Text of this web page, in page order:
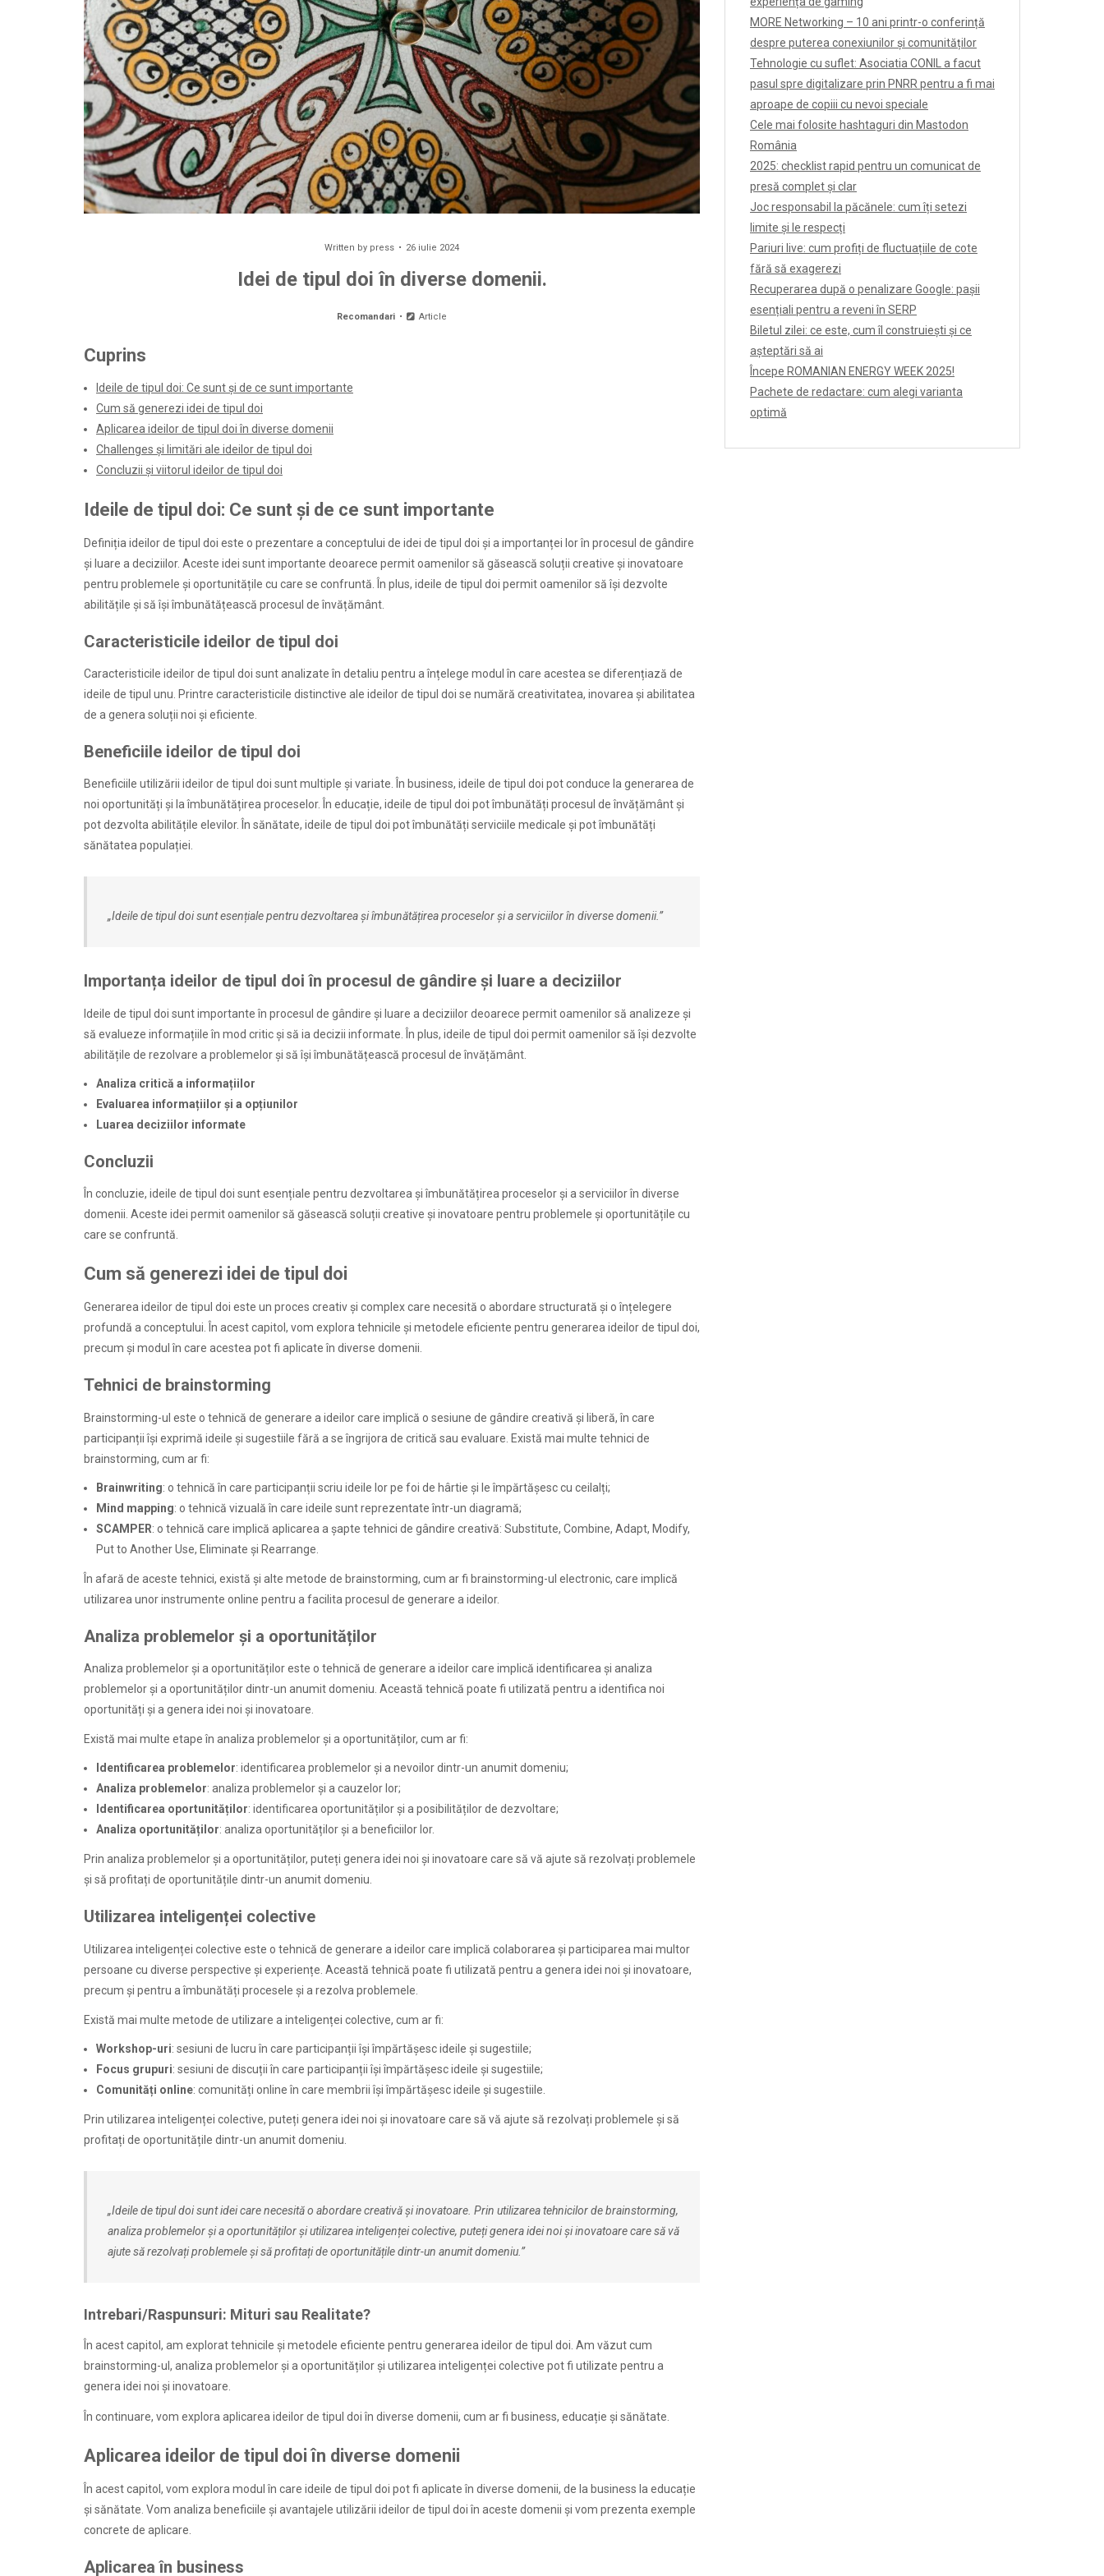
Written by press 26 iulie 2024
Idei de tipul doi în diverse domenii.
Recomandari Article
Cuprins
Ideile de tipul doi: Ce sunt și de ce sunt importante
Cum să generezi idei de tipul doi
Aplicarea ideilor de tipul doi în diverse domenii
Challenges și limitări ale ideilor de tipul doi
Concluzii și viitorul ideilor de tipul doi
Ideile de tipul doi: Ce sunt și de ce sunt importante
Definiția ideilor de tipul doi este o prezentare a conceptului de idei de tipul doi și a importanței lor în procesul de gândire
și luare a deciziilor. Aceste idei sunt importante deoarece permit oamenilor să găsească soluții creative și inovatoare
pentru problemele și oportunitățile cu care se confruntă. În plus, ideile de tipul doi permit oamenilor să își dezvolte
abilitățile și să își îmbunătățească procesul de învățământ.
Caracteristicile ideilor de tipul doi
Caracteristicile ideilor de tipul doi sunt analizate în detaliu pentru a înțelege modul în care acestea se diferențiază de
ideile de tipul unu. Printre caracteristicile distinctive ale ideilor de tipul doi se numără creativitatea, inovarea și abilitatea
de a genera soluții noi și eficiente.
Beneficiile ideilor de tipul doi
Beneficiile utilizării ideilor de tipul doi sunt multiple și variate. În business, ideile de tipul doi pot conduce la generarea de
noi oportunități și la îmbunătățirea proceselor. În educație, ideile de tipul doi pot îmbunătăți procesul de învățământ și
pot dezvolta abilitățile elevilor. În sănătate, ideile de tipul doi pot îmbunătăți serviciile medicale și pot îmbunătăți
sănătatea populației.
„Ideile de tipul doi sunt esențiale pentru dezvoltarea și îmbunătățirea proceselor și a serviciilor în diverse domenii.”
Importanța ideilor de tipul doi în procesul de gândire și luare a deciziilor
Ideile de tipul doi sunt importante în procesul de gândire și luare a deciziilor deoarece permit oamenilor să analizeze și
să evalueze informațiile în mod critic și să ia decizii informate. În plus, ideile de tipul doi permit oamenilor să își dezvolte
abilitățile de rezolvare a problemelor și să își îmbunătățească procesul de învățământ.
Analiza critică a informațiilor
Evaluarea informațiilor și a opțiunilor
Luarea deciziilor informate
Concluzii
În concluzie, ideile de tipul doi sunt esențiale pentru dezvoltarea și îmbunătățirea proceselor și a serviciilor în diverse
domenii. Aceste idei permit oamenilor să găsească soluții creative și inovatoare pentru problemele și oportunitățile cu
care se confruntă.
Cum să generezi idei de tipul doi
Generarea ideilor de tipul doi este un proces creativ și complex care necesită o abordare structurată și o înțelegere
profundă a conceptului. În acest capitol, vom explora tehnicile și metodele eficiente pentru generarea ideilor de tipul doi,
precum și modul în care acestea pot fi aplicate în diverse domenii.
Tehnici de brainstorming
Brainstorming-ul este o tehnică de generare a ideilor care implică o sesiune de gândire creativă și liberă, în care
participanții își exprimă ideile și sugestiile fără a se îngrijora de critică sau evaluare. Există mai multe tehnici de
brainstorming, cum ar fi:
Brainwriting: o tehnică în care participanții scriu ideile lor pe foi de hârtie și le împărtășesc cu ceilalți;
Mind mapping: o tehnică vizuală în care ideile sunt reprezentate într-un diagramă;
SCAMPER: o tehnică care implică aplicarea a șapte tehnici de gândire creativă: Substitute, Combine, Adapt, Modify,
Put to Another Use, Eliminate și Rearrange.
În afară de aceste tehnici, există și alte metode de brainstorming, cum ar fi brainstorming-ul electronic, care implică
utilizarea unor instrumente online pentru a facilita procesul de generare a ideilor.
Analiza problemelor și a oportunităților
Analiza problemelor și a oportunităților este o tehnică de generare a ideilor care implică identificarea și analiza
problemelor și a oportunităților dintr-un anumit domeniu. Această tehnică poate fi utilizată pentru a identifica noi
oportunități și a genera idei noi și inovatoare.
Există mai multe etape în analiza problemelor și a oportunităților, cum ar fi:
Identificarea problemelor: identificarea problemelor și a nevoilor dintr-un anumit domeniu;
Analiza problemelor: analiza problemelor și a cauzelor lor;
Identificarea oportunităților: identificarea oportunităților și a posibilităților de dezvoltare;
Analiza oportunităților: analiza oportunităților și a beneficiilor lor.
Prin analiza problemelor și a oportunităților, puteți genera idei noi și inovatoare care să vă ajute să rezolvați problemele
și să profitați de oportunitățile dintr-un anumit domeniu.
Utilizarea inteligenței colective
Utilizarea inteligenței colective este o tehnică de generare a ideilor care implică colaborarea și participarea mai multor
persoane cu diverse perspective și experiențe. Această tehnică poate fi utilizată pentru a genera idei noi și inovatoare,
precum și pentru a îmbunătăți procesele și a rezolva problemele.
Există mai multe metode de utilizare a inteligenței colective, cum ar fi:
Workshop-uri: sesiuni de lucru în care participanții își împărtășesc ideile și sugestiile;
Focus grupuri: sesiuni de discuții în care participanții își împărtășesc ideile și sugestiile;
Comunități online: comunități online în care membrii își împărtășesc ideile și sugestiile.
Prin utilizarea inteligenței colective, puteți genera idei noi și inovatoare care să vă ajute să rezolvați problemele și să
profitați de oportunitățile dintr-un anumit domeniu.
„Ideile de tipul doi sunt idei care necesită o abordare creativă și inovatoare. Prin utilizarea tehnicilor de brainstorming,
analiza problemelor și a oportunităților și utilizarea inteligenței colective, puteți genera idei noi și inovatoare care să vă
ajute să rezolvați problemele și să profitați de oportunitățile dintr-un anumit domeniu.”
Intrebari/Raspunsuri: Mituri sau Realitate?
În acest capitol, am explorat tehnicile și metodele eficiente pentru generarea ideilor de tipul doi. Am văzut cum
brainstorming-ul, analiza problemelor și a oportunităților și utilizarea inteligenței colective pot fi utilizate pentru a
genera idei noi și inovatoare.
În continuare, vom explora aplicarea ideilor de tipul doi în diverse domenii, cum ar fi business, educație și sănătate.
Aplicarea ideilor de tipul doi în diverse domenii
În acest capitol, vom explora modul în care ideile de tipul doi pot fi aplicate în diverse domenii, de la business la educație
și sănătate. Vom analiza beneficiile și avantajele utilizării ideilor de tipul doi în aceste domenii și vom prezenta exemple
concrete de aplicare.
Aplicarea în business
MORE Networking – 10 ani printr-o conferință
despre puterea conexiunilor și comunităților
Tehnologie cu suflet: Asociatia CONIL a facut
pasul spre digitalizare prin PNRR pentru a fi mai
aproape de copiii cu nevoi speciale
Cele mai folosite hashtaguri din Mastodon
România
2025: checklist rapid pentru un comunicat de
presă complet și clar
Joc responsabil la păcănele: cum îți setezi
limite și le respecți
Pariuri live: cum profiți de fluctuațiile de cote
fără să exagerezi
Recuperarea după o penalizare Google: pașii
esențiali pentru a reveni în SERP
Biletul zilei: ce este, cum îl construiești și ce
așteptări să ai
Începe ROMANIAN ENERGY WEEK 2025!
Pachete de redactare: cum alegi varianta
optimă